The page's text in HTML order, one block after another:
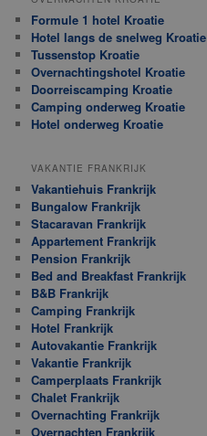
Formule 1 hotel Kroatie
Hotel langs de snelweg Kroatie
Tussenstop Kroatie
Overnachtingshotel Kroatie
Doorreiscamping Kroatie
Camping onderweg Kroatie
Hotel onderweg Kroatie
VAKANTIE FRANKRIJK
Vakantiehuis Frankrijk
Bungalow Frankrijk
Stacaravan Frankrijk
Appartement Frankrijk
Pension Frankrijk
Bed and Breakfast Frankrijk
B&B Frankrijk
Camping Frankrijk
Hotel Frankrijk
Autovakantie Frankrijk
Vakantie Frankrijk
Camperplaats Frankrijk
Chalet Frankrijk
Overnachting Frankrijk
Overnachten Frankrijk